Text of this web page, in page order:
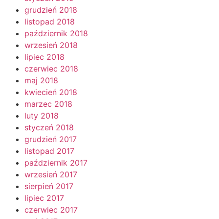
grudzień 2018
listopad 2018
październik 2018
wrzesień 2018
lipiec 2018
czerwiec 2018
maj 2018
kwiecień 2018
marzec 2018
luty 2018
styczeń 2018
grudzień 2017
listopad 2017
październik 2017
wrzesień 2017
sierpień 2017
lipiec 2017
czerwiec 2017